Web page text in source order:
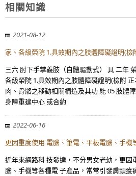
相關知識
2021-08-12
家、各級榮院 1.具效期內之肢體障礙證明(檢
三六 肘下手掌義肢（自體驅動式） 具 二年
各級榮院 1.具效期內之肢體障礙證明(檢附
肉、骨骼之移動相關構造及其功 能 05 肢體
身障重建中心 或合約
2022-06-16
更因重度使用 電腦、筆電、平板電腦、手機
近年來網路科 技發達，不分男女老幼，更因
腦、手機等各種電 子產品，常常引發肩頸痠